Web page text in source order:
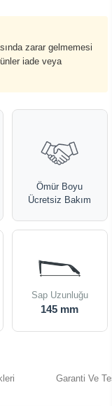
zarar gelmemesi
iade veya
Ömür Boyu
Ücretsiz Bakım
Sap Uzunluğu
145 mm
Garanti Ve